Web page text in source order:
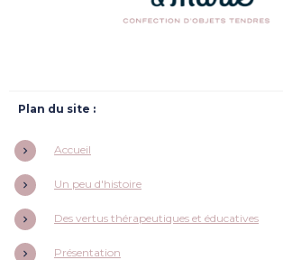
Plan du site :
Accueil
Un peu d'histoire
Des vertus thérapeutiques et éducatives
Présentation